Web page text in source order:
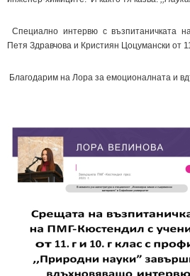
Специално интервю с възпитаничката
Петя Здравчова и Кристиян Цоцумански от
Благодарим на Лора за емоционалната и